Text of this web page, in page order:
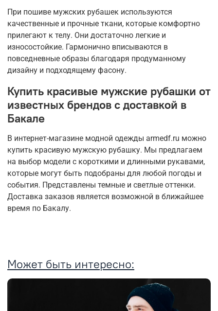
При пошиве мужских рубашек используются
качественные и прочные ткани, которые комфортно
прилегают к телу. Они достаточно легкие и
износостойкие. Гармонично вписываются в
повседневные образы благодаря продуманному
дизайну и подходящему фасону.
Купить красивые мужские рубашки от
известных брендов с доставкой в
Бакале
В интернет-магазине модной одежды armedf.ru можно
купить красивую мужскую рубашку. Мы предлагаем
на выбор модели с короткими и длинными рукавами,
которые могут быть подобраны для любой погоды и
события. Представлены темные и светлые оттенки.
Доставка заказов является возможной в ближайшее
время по Бакалу.
Может быть интересно: